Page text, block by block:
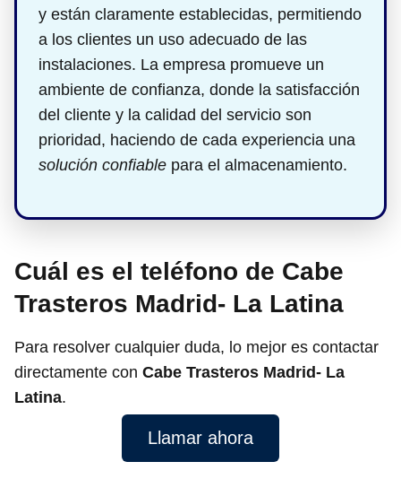
y están claramente establecidas, permitiendo
a los clientes un uso adecuado de las
instalaciones. La empresa promueve un
ambiente de confianza, donde la satisfacción
del cliente y la calidad del servicio son
prioridad, haciendo de cada experiencia una
solución confiable para el almacenamiento.
Cuál es el teléfono de Cabe
Trasteros Madrid- La Latina
Para resolver cualquier duda, lo mejor es contactar
directamente con Cabe Trasteros Madrid- La
Latina.
Llamar ahora